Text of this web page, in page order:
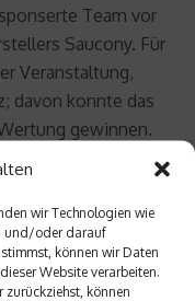
wir Technologien wie
und/oder darauf
können wir Daten
Website verarbeiten.
können
Team vor
Saucony. Für
Veranstaltung,
davon konnte das
gewinnen.
Team New Balance
mit 25:13.14
und war
Team. New